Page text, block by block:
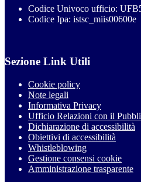
Codice Univoco ufficio:
Codice Ipa: istsc_miis00600e
Sezione Link Utili
Cookie policy
Note legali
Informativa Privacy
Ufficio Relazioni con il
Dichiarazione di accessibilità
Obiettivi di accessibilità
Whistleblowing
Gestione consensi cookie
Amministrazione trasparente